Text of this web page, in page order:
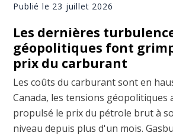
Publié le 23 juillet 2026
Les dernières
géopolitiques font
prix du carburant
Les coûts du carburant sont en
Canada, les tensions géopolitiques
propulsé le prix du pétrole brut à
niveau depuis plus d'un mois.